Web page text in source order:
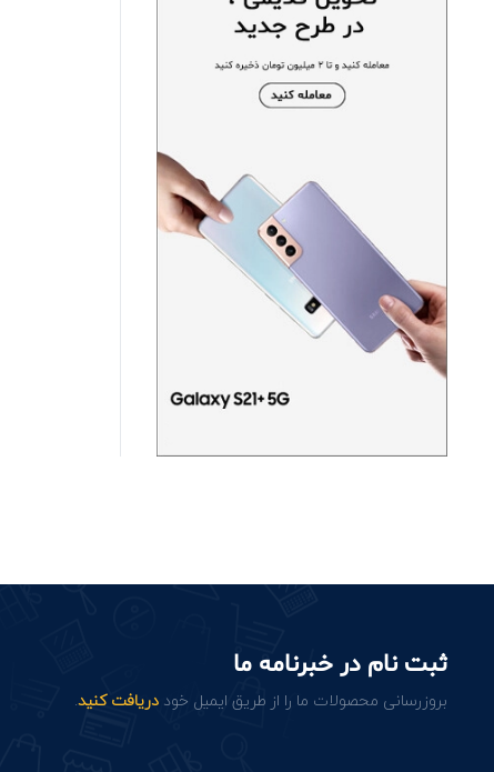
ثبت نام در خبرنامه ما
بروزرسانی محصولات ما را از طریق ایمیل خود دریافت کنید.